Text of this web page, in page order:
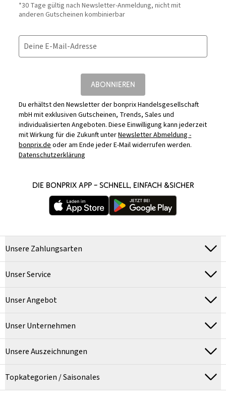
*30 Tage gültig nach Newsletter-Anmeldung, nicht mit
anderen Gutscheinen kombinierbar
Deine E-Mail-Adresse
ABONNIEREN
Du erhältst den Newsletter der bonprix Handelsgesellschaft
mbH mit exklusiven Gutscheinen, Trends, Sales und
individualisierten Angeboten. Diese Einwilligung kann jederzeit
mit Wirkung für die Zukunft unterNewsletter Abmeldung -
bonprix.deoder am Ende jeder E-Mail widerrufen werden.
Datenschutzerklärung
DIE BONPRIX APP – SCHNELL, EINFACH &SICHER
Unsere Zahlungsarten
Unser Service
Unser Angebot
Unser Unternehmen
Unsere Auszeichnungen
Topkategorien / Saisonales